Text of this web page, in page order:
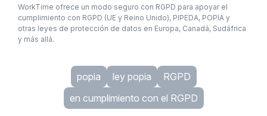
WorkTime ofrece un modo seguro con RGPD para apoyar el
cumplimiento con RGPD (UE y Reino Unido), PIPEDA, POPIA y
otras leyes de protección de datos en Europa, Canadá, Sudáfrica
y más allá.
popia ley popia
RGPD
en cumplimiento con el RGPD